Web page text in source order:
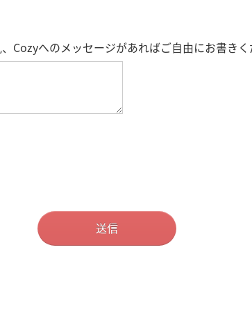
Cozyへのメッセージがあればご自由にお書き
送信